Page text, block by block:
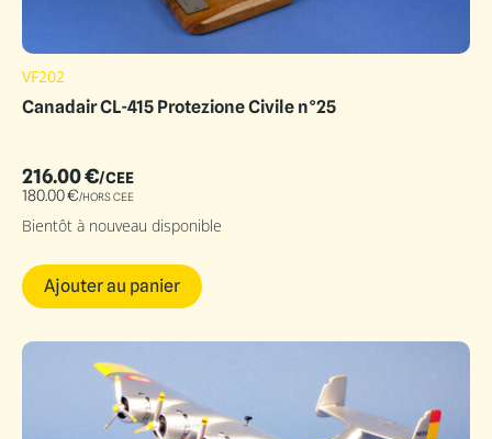
VF202
Canadair CL-415 Protezione Civile n°25
216.00€/CEE
180.00€/HORS CEE
Bientôt à nouveau disponible
Ajouter au panier